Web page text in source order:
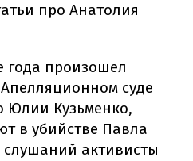
про Анатолия
года произошел
суде
Юлии Кузьменко,
в убийстве Павла
активисты